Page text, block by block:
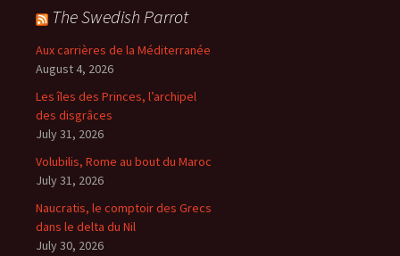
The Swedish Parrot
Aux carrières de la Méditerranée
August 4, 2026
Les îles des Princes, l’archipel
des disgrâces
July 31, 2026
Volubilis, Rome au bout du Maroc
July 31, 2026
Naucratis, le comptoir des Grecs
dans le delta du Nil
July 30, 2026